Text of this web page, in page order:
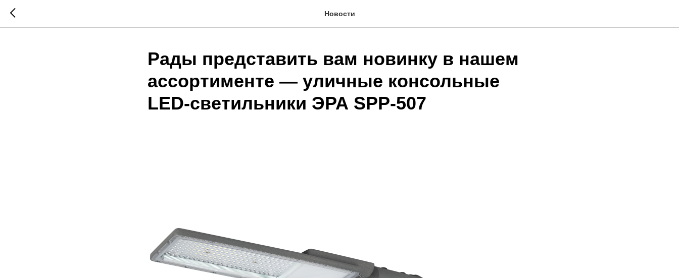
Новости
Рады представить вам новинку в нашем
ассортименте — уличные консольные
LED-светильники ЭРА SPP-507